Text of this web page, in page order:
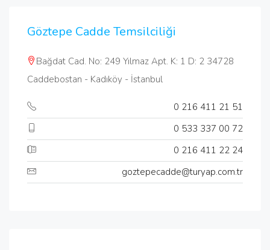
Göztepe Cadde Temsilciliği
Bağdat Cad. No: 249 Yılmaz Apt. K: 1 D: 2 34728
Caddebostan - Kadıköy - İstanbul
0 216 411 21 51
0 533 337 00 72
0 216 411 22 24
goztepecadde@turyap.com.tr